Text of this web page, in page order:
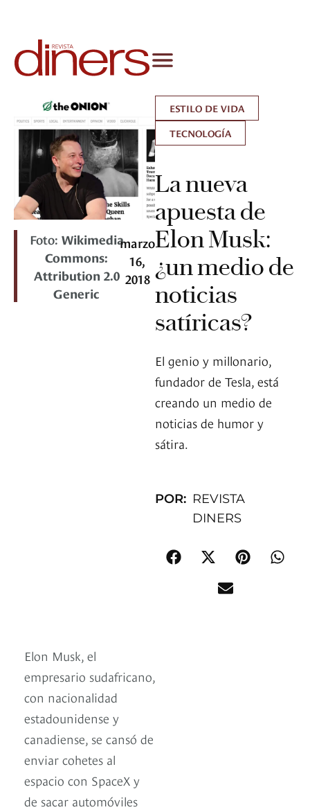
Foto: Wikimedia
Commons:
Attribution 2.0
Generic
marzo
16,
2018
ESTILO DE VIDA
TECNOLOGÍA
La nueva
apuesta de
Elon Musk:
¿un medio de
noticias
satíricas?
El genio y millonario,
fundador de Tesla, está
creando un medio de
noticias de humor y
sátira.
POR: REVISTA
DINERS
Elon Musk, el
empresario sudafricano,
con nacionalidad
estadounidense y
canadiense, se cansó de
enviar cohetes al
espacio con SpaceX y
de sacar automóviles